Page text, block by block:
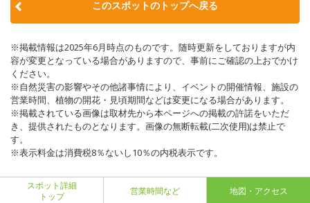
このスポットのトップへ戻る
※掲載情報は2025年6月時点のものです。随時更新をしておりますが内
容が変更となっている場合がありますので、事前にご確認の上おでかけ
ください。
※自然災害の影響やその他諸事情により、イベントの開催情報、施設の
営業時間、植物の開花・見頃期間などは変更になる場合があります。
※掲載されている画像は取材先から本ページへの掲載の許諾をいただ
き、提供されたものとなります。画像の無断転載(二次使用)は禁止で
す。
※表示料金は消費税8％ないし10％の内税表示です。
スポット詳細
トップ
営業時間など 地図・アクセス